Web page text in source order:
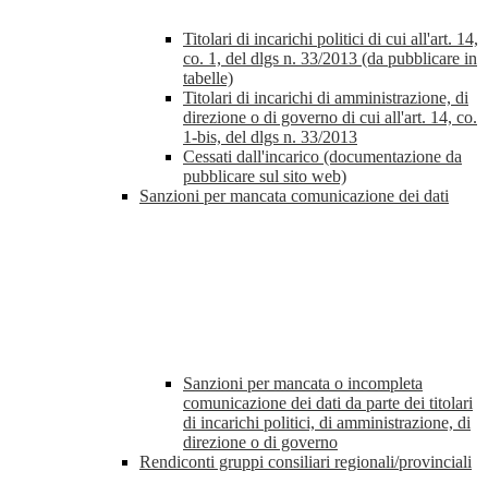
Titolari di incarichi politici di cui all'art. 14,
co. 1, del dlgs n. 33/2013 (da pubblicare in
tabelle)
Titolari di incarichi di amministrazione, di
direzione o di governo di cui all'art. 14, co.
1-bis, del dlgs n. 33/2013
Cessati dall'incarico (documentazione da
pubblicare sul sito web)
Sanzioni per mancata comunicazione dei dati
Sanzioni per mancata o incompleta
comunicazione dei dati da parte dei titolari
di incarichi politici, di amministrazione, di
direzione o di governo
Rendiconti gruppi consiliari regionali/provinciali